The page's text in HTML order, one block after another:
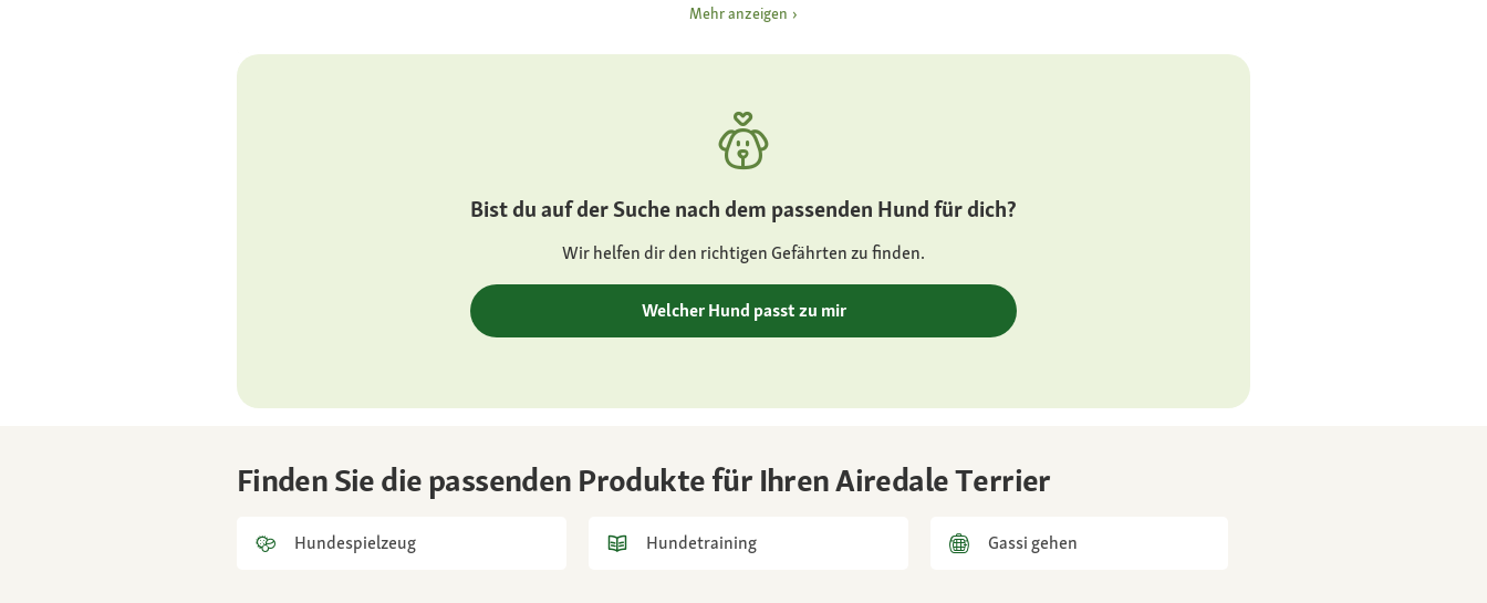
18 bis 29 Kilogramm
klein, dreieckig, dunkelbraun
aufmerksam, verspielt, voller Energie und
wachsam
pflegeintensives Trimmfell, dafür wenig
haarend
Gesundheit
Gelenk- und Augenerkrankungen
Mehr anzeigen
Bist du auf der Suche nach dem passenden Hund für dich?
Wir helfen dir den richtigen Gefährten zu finden.
Welcher Hund passt zu mir
Finden Sie die passenden Produkte für Ihren Airedale Terrier
Hundespielzeug Hundetraining Gassi gehen